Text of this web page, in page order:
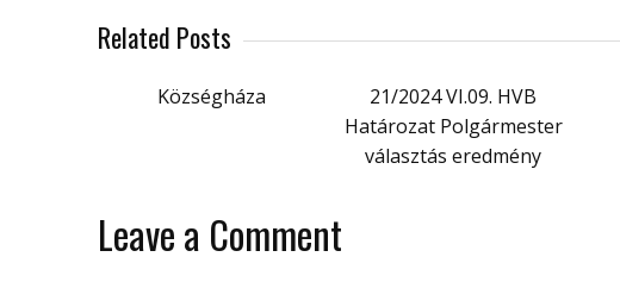
Related Posts
Községháza
21/2024 VI.09. HVB
Határozat Polgármester
választás eredmény
Leave a Comment